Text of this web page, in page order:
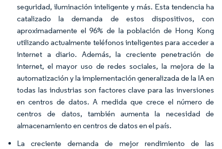
seguridad, iluminación inteligente y más. Esta tendencia ha
catalizado la demanda de estos dispositivos, con
aproximadamente el 96% de la población de Hong Kong
utilizando actualmente teléfonos inteligentes para acceder a
internet a diario. Además, la creciente penetración de
internet, el mayor uso de redes sociales, la mejora de la
automatización y la implementación generalizada de la IA en
todas las industrias son factores clave para las inversiones
en centros de datos. A medida que crece el número de
centros de datos, también aumenta la necesidad de
almacenamiento en centros de datos en el país.
La creciente demanda de mejor rendimiento de las